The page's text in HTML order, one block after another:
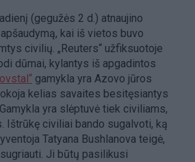
(gegužės 2 d.) atnaujino
kai iš vietos buvo
civilių. „Reuters“ užfiksuotoje
dūmai, kylantys iš apgadintos
gamykla yra Azovo jūros
kelias savaites besitęsiantys
yra slėptuvė tiek civiliams,
Ištrūkę civiliai bando sugalvoti, ką
Tatyana Bushlanova teigė,
Ji būtų pasilikusi